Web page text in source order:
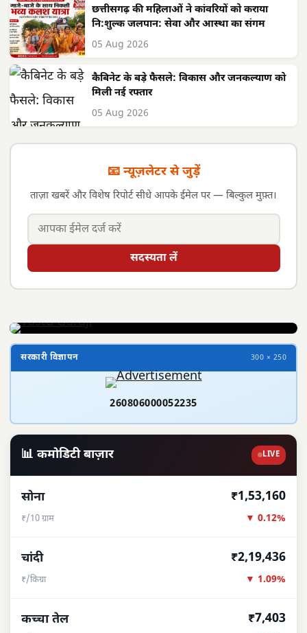
छत्तीसगढ़ की महिलाओं ने कांवरियों को कराया
नि:शुल्क जलपान: सेवा और आस्था का संगम
05 Aug 2026
कैबिनेट के बड़े फैसले: विकास और जनकल्याण को
मिली नई रफ्तार
05 Aug 2026
📧 न्यूज़लेटर से जुड़ें
ताज़ा खबरें और विशेष रिपोर्ट सीधे आपके ईमेल पर — बिल्कुल मुफ़्त।
सदस्यता लें
सरकारी विज्ञापन 300 × 250
260806000052235
📊 कमोडिटी बाज़ार LIVE
सोना
₹/10 ग्राम
₹1,53,160
▼ 0.12%
चांदी
₹/किग्रा
₹2,19,436
▼ 1.09%
कच्चा तेल ₹7,403